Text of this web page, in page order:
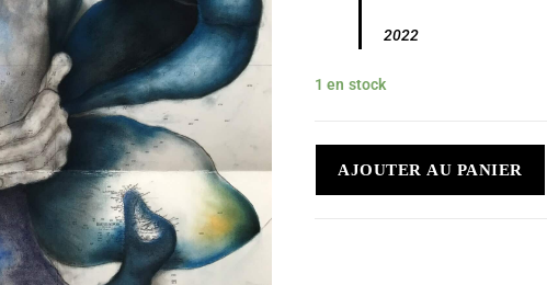
2022
1 en stock
AJOUTER AU PANIER